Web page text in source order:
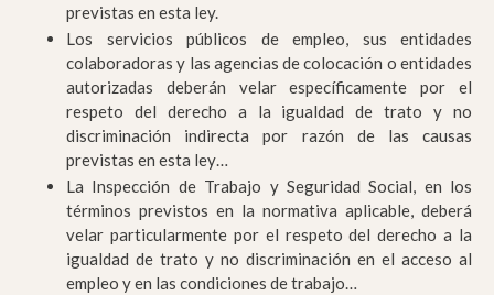
previstas en esta ley.
Los servicios públicos de empleo, sus entidades
colaboradoras y las agencias de colocación o entidades
autorizadas deberán velar específicamente por el
respeto del derecho a la igualdad de trato y no
discriminación indirecta por razón de las causas
previstas en esta ley…
La Inspección de Trabajo y Seguridad Social, en los
términos previstos en la normativa aplicable, deberá
velar particularmente por el respeto del derecho a la
igualdad de trato y no discriminación en el acceso al
empleo y en las condiciones de trabajo…